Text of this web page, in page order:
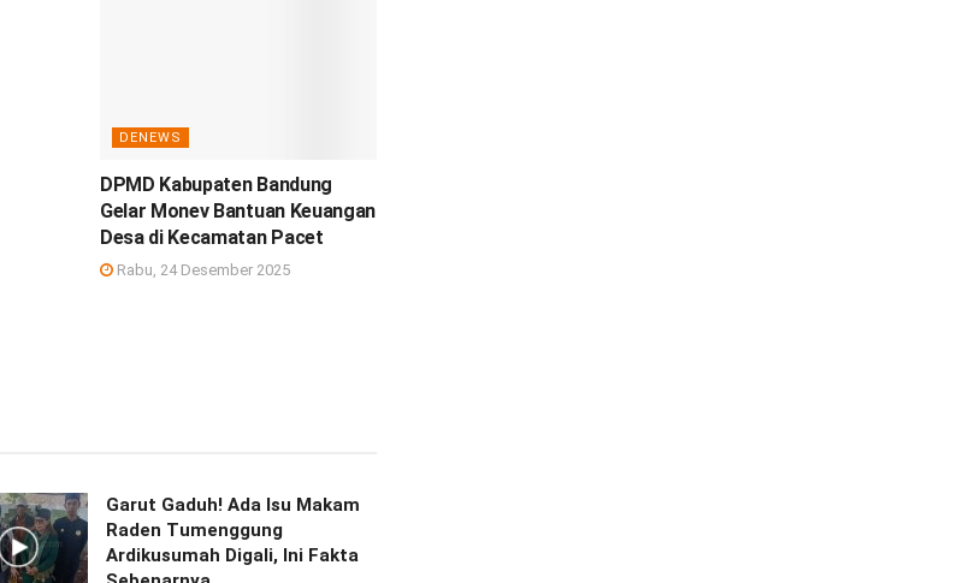
DENEWS
DPMD Kabupaten Bandung
Gelar Monev Bantuan Keuangan
Desa di Kecamatan Pacet
Rabu, 24 Desember 2025
Garut Gaduh! Ada Isu Makam
Raden Tumenggung
Ardikusumah Digali, Ini Fakta